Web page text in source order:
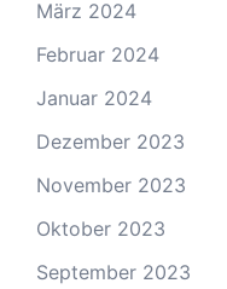
März 2024
Februar 2024
Januar 2024
Dezember 2023
November 2023
Oktober 2023
September 2023